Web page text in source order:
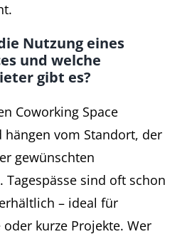
Nutzung eines
und welche
gibt es?
Coworking Space
vom Standort, der
gewünschten
Tagespässe sind oft schon
– ideal für
kurze Projekte. Wer